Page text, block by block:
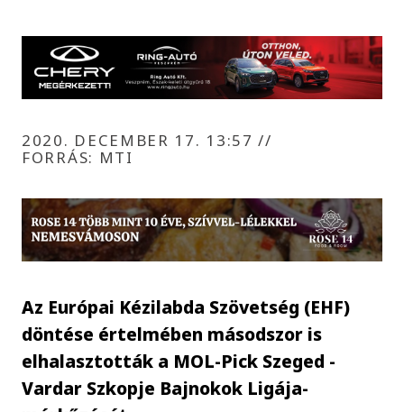
2020. DECEMBER 17. 13:57//
FORRÁS: MTI
Az Európai Kézilabda Szövetség (EHF)
döntése értelmében másodszor is
elhalasztották a MOL-Pick Szeged -
Vardar Szkopje Bajnokok Ligája-